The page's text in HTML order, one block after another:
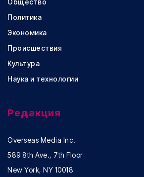
Общество
Политика
Экономика
Происшествия
Культура
Наука и технологии
Редакция
Overseas Media Inc.
589 8th Ave., 7th Floor
New York, NY 10018